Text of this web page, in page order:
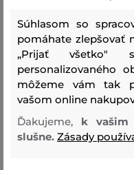
144,
72,
Dostupné veľkosti:
Súhlasom so
pomáhate zlepšovať
„Prijať všetko"
personalizovaného
môžeme vám tak
vašom online
Ďakujeme, k vašim
slušne. Zásady